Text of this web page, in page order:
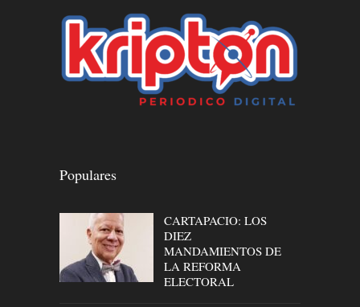
Populares
CARTAPACIO: LOS
DIEZ
MANDAMIENTOS DE
LA REFORMA
ELECTORAL